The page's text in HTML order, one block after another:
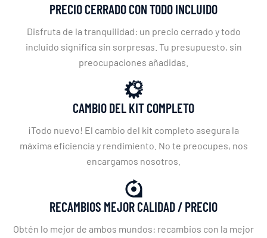
PRECIO CERRADO CON TODO INCLUIDO
Disfruta de la tranquilidad: un precio cerrado y todo
incluido significa sin sorpresas. Tu presupuesto, sin
preocupaciones añadidas.
CAMBIO DEL KIT COMPLETO
¡Todo nuevo! El cambio del kit completo asegura la
máxima eficiencia y rendimiento. No te preocupes, nos
encargamos nosotros.
RECAMBIOS MEJOR CALIDAD / PRECIO
Obtén lo mejor de ambos mundos: recambios con la mejor